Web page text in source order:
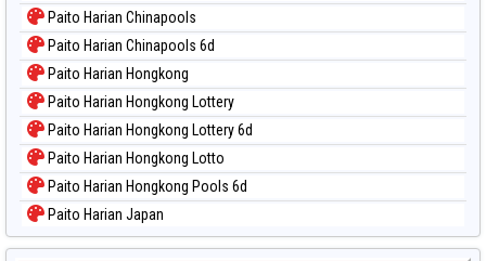
Paito Harian Chinapools
Paito Harian Chinapools 6d
Paito Harian Hongkong
Paito Harian Hongkong Lottery
Paito Harian Hongkong Lottery 6d
Paito Harian Hongkong Lotto
Paito Harian Hongkong Pools 6d
Paito Harian Japan
Paito Harian Japan 6d